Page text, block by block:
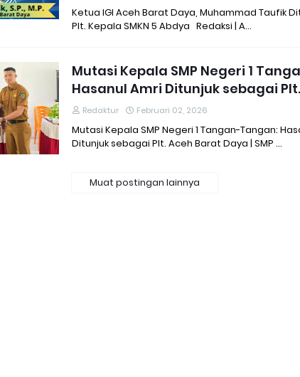
Ketua IGI Aceh Barat Daya, Muhammad Taufik
Plt. Kepala SMKN 5 Abdya Redaksi | A…
Mutasi Kepala SMP Negeri 1
Hasanul Amri Ditunjuk sebagai Plt.
Redaktur Februari 02, 2026
Mutasi Kepala SMP Negeri 1 Tangan-Tangan:
Ditunjuk sebagai Plt. Aceh Barat Daya | SMP …
Muat postingan lainnya